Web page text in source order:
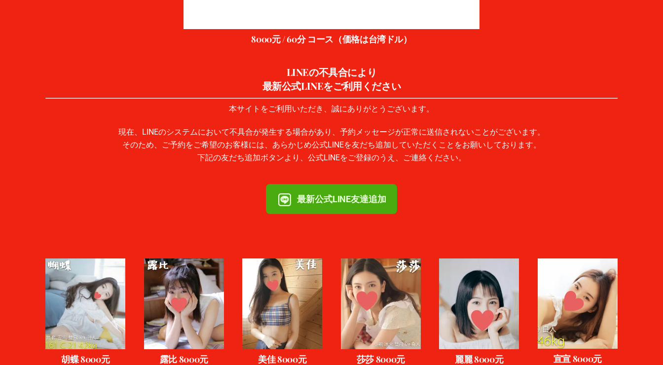
8000元 / 60分 コース（価格は台湾ドル）
LINEの不具合により
最新公式LINEをご利用ください
本サイトをご利用いただき、誠にありがとうございます。
現在、LINEのシステムにおいて不具合が発生する場合があり、予約メッセージが正常に送信されないことがございます。
そのため、ご予約をご希望のお客様には、あらかじめ公式LINEを友だち追加していただくことをお願いしております。
下記の友だち追加ボタンより、公式LINEをご登録のうえ、ご連絡ください。
最新公式LINE友達追加
胡蝶 8000元 露比 8000元 美佳 8000元 莎莎 8000元 麗麗 8000元 宣宣 8000元